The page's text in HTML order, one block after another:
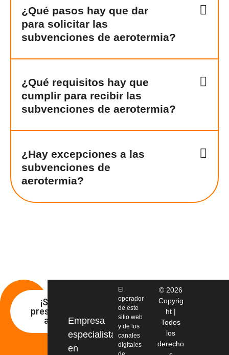
¿Qué pasos hay que dar
para solicitar las
subvenciones de aerotermia?
¿Qué requisitos hay que
cumplir para recibir las
subvenciones de aerotermia?
¿Hay excepciones a las
subvenciones de
aerotermia?
¡Solicita
presupuesto
ahora!Empresa
especialista
en
El
operador
de este
sitio web
y de los
canales
digitales
© 2026
Copyrig
ht |
Todos
los
derecho